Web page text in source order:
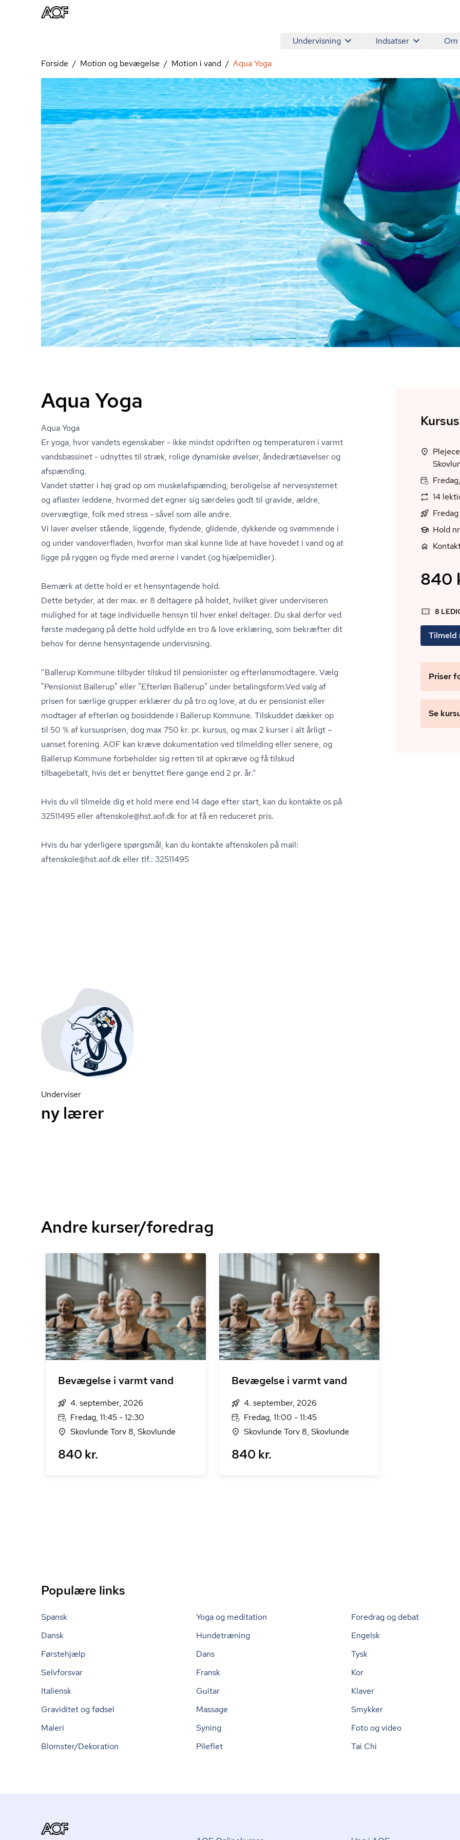
Undervisning Indsatser Om
Forside Motion og bevægelse Motion i vand Aqua Yoga
Aqua Yoga
Aqua Yoga
Er yoga, hvor vandets egenskaber - ikke mindst opdriften og temperaturen i varmt
vandsbassinet - udnyttes til stræk, rolige dynamiske øvelser, ån­de­drætsø­vel­ser og
afspænding.
Vandet støtter i høj grad op om mu­skel­af­spæn­ding, beroligelse af nervesystemet
og aflaster leddene, hvormed det egner sig særdeles godt til gravide, ældre,
overvægtige, folk med stress - såvel som alle andre.
Vi laver øvelser stående, liggende, flydende, glidende, dykkende og svømmende i
og under vandoverfladen, hvorfor man skal kunne lide at have hovedet i vand og at
ligge på ryggen og flyde med ørerne i vandet (og hjælpemidler).
Bemærk at dette hold er et hensyntagende hold.
Dette betyder, at der max. er 8 deltagere på holdet, hvilket giver underviseren
mulighed for at tage individuelle hensyn til hver enkel deltager. Du skal derfor ved
første mødegang på dette hold udfylde en tro & love erklæring, som bekræfter dit
behov for denne hensyntagende undervisning.
”Ballerup Kommune tilbyder tilskud til pensionister og ef­ter­løns­mod­ta­ge­re. Vælg
"Pensionist Ballerup" eller "Efterløn Ballerup" under betalingsform.Ved valg af
prisen for særlige grupper erklærer du på tro og love, at du er pensionist eller
modtager af efterløn og bosiddende i Ballerup Kommune. Tilskuddet dækker op
til 50 % af kursusprisen, dog max 750 kr. pr. kursus, og max 2 kurser i alt årligt –
uanset forening. AOF kan kræve dokumentation ved tilmelding eller senere, og
Ballerup Kommune forbeholder sig retten til at opkræve og få tilskud
tilbagebetalt, hvis det er benyttet flere gange end 2 pr. år.”
Hvis du vil tilmelde dig et hold mere end 14 dage efter start, kan du kontakte os på
32511495 eller aftenskole@hst.aof.dk for at få en reduceret pris.
Hvis du har yderligere spørgsmål, kan du kontakte aftenskolen på mail:
aftenskole@hst.aof.dk eller tlf.: 32511495
14
Hold
840
8
Tilmeld
Priser
Se
Underviser
ny lærer
Andre kurser/foredrag
Bevægelse i varmt vand
4. september, 2026
Fredag, 11:45 - 12:30
Skovlunde Torv 8, Skovlunde
840 kr.
Bevægelse i varmt vand
4. september, 2026
Fredag, 11:00 - 11:45
Skovlunde Torv 8, Skovlunde
840 kr.
Populære links
Spansk Yoga og meditation Foredrag og debat
Dansk
Hundetræning Engelsk
Førstehjælp
Dans Tysk
Selvforsvar
Fransk Kor
Italiensk
Guitar Klaver
Graviditet og fødsel
Massage Smykker
Maleri
Syning Foto og video
Blomster/Dekoration
Pileflet Tai Chi